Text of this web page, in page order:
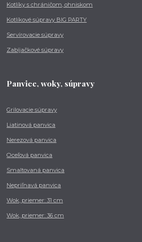
Kotlíky s chráničom, ohniskom
Kotlíkové súpravy BIG PARTY
Servírovacie súpravy
Zabíjačkové súpravy
Panvice, woky, súpravy
Grilovacie súpravy
Liatinová panvica
Nerezová panvica
Oceľová panvica
Smaltovaná panvica
Nepriľnavá panvica
Wok, priemer: 31 cm
Wok, priemer: 36 cm